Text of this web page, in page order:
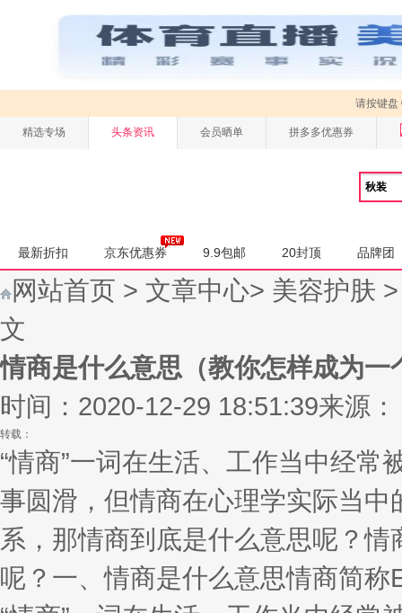
请按键盘
精选专场 头条资讯 会员晒单 拼多多优惠券
最新折扣 京东优惠券 9.9包邮 20封顶 品牌团
网站首页 > 文章中心> 美容护肤
文
情商是什么意思（教你怎样成为一
时间：2020-12-29 18:51:39来源：
转载：
“情商”一词在生活、工作当中经
事圆滑，但情商在心理学实际当
系，那情商到底是什么意思呢？
呢？一、情商是什么意思情商简称